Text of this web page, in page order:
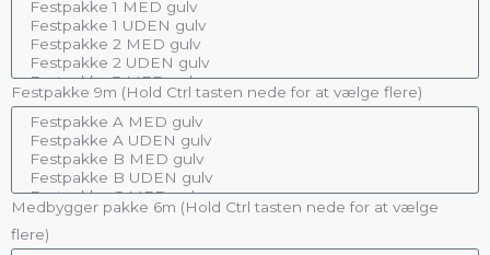
Festpakke 9m (Hold Ctrl tasten nede for at vælge flere)
Medbygger pakke 6m (Hold Ctrl tasten nede for at vælge
flere)